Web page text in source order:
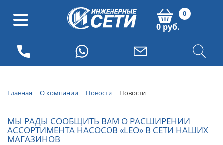
0
0 руб.
Главная О компании Новости Новости
МЫ РАДЫ СООБЩИТЬ ВАМ О РАСШИРЕНИИ
АССОРТИМЕНТА НАСОСОВ «LEO» В СЕТИ НАШИХ
МАГАЗИНОВ